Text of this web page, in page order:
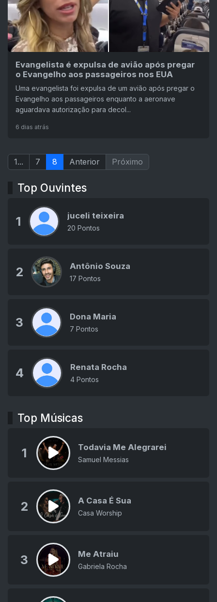
Evangelista é expulsa de avião após pregar
o Evangelho aos passageiros nos EUA
Uma evangelista foi expulsa de um avião após pregar o
Evangelho aos passageiros enquanto a aeronave
aguardava autorização para decol...
6 dias atrás
1... 7 8 Anterior Próximo
Top Ouvintes
1 juceli teixeira
20 Pontos
2 Antônio Souza
17 Pontos
3 Dona Maria
7 Pontos
4 Renata Rocha
4 Pontos
Top Músicas
1 Todavia Me Alegrarei
Samuel Messias
2 A Casa É Sua
Casa Worship
3 Me Atraiu
Gabriela Rocha